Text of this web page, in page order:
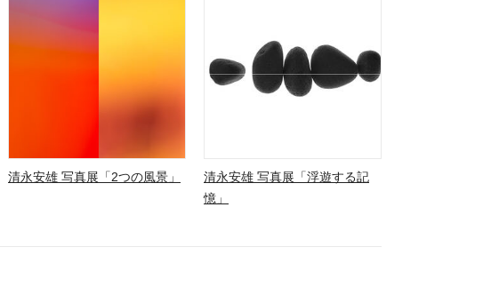
清永安雄 写真展「2つの風景」
清永安雄 写真展「浮遊する記
憶」